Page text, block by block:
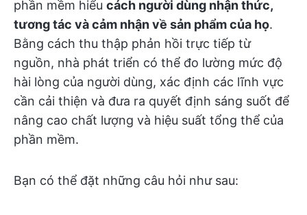
phần mềm hiểu cách người dùng nhận thức,
tương tác và cảm nhận về sản phẩm của họ.
Bằng cách thu thập phản hồi trực tiếp từ
nguồn, nhà phát triển có thể đo lường mức độ
hài lòng của người dùng, xác định các lĩnh vực
cần cải thiện và đưa ra quyết định sáng suốt để
nâng cao chất lượng và hiệu suất tổng thể của
phần mềm.
Bạn có thể đặt những câu hỏi như sau: